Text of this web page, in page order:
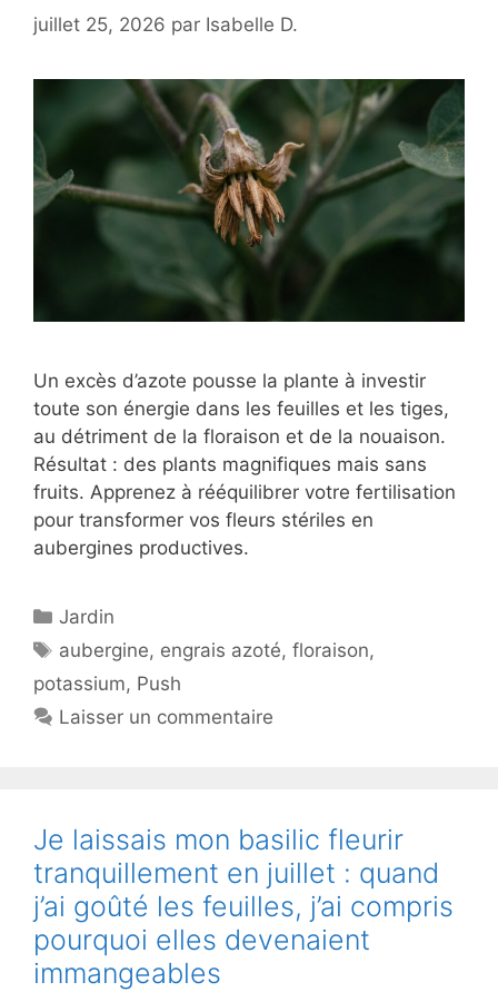
juillet 25, 2026 par Isabelle D.
Un excès d’azote pousse la plante à investir
toute son énergie dans les feuilles et les tiges,
au détriment de la floraison et de la nouaison.
Résultat : des plants magnifiques mais sans
fruits. Apprenez à rééquilibrer votre fertilisation
pour transformer vos fleurs stériles en
aubergines productives.
Catégories
Jardin
Étiquettes
aubergine, engrais azoté,floraison,
potassium, Push
Laisser un commentaire
Je laissais mon basilic fleurir
tranquillement en juillet : quand
j’ai goûté les feuilles, j’ai compris
pourquoi elles devenaient
immangeables